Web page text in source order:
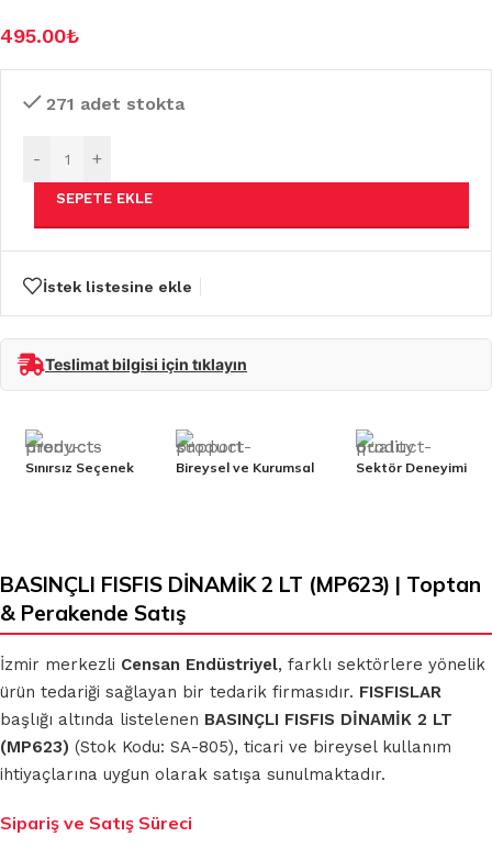
495.00₺
271 adet stokta
- +
SEPETE EKLE
İstek listesine ekle
Teslimat bilgisi için tıklayın
Sınırsız Seçenek Bireysel ve Kurumsal Sektör Deneyimi
BASINÇLI FISFIS DİNAMİK 2 LT (MP623) | Toptan
& Perakende Satış
İzmir merkezli Censan Endüstriyel, farklı sektörlere yönelik
ürün tedariği sağlayan bir tedarik firmasıdır. FISFISLAR
başlığı altında listelenen BASINÇLI FISFIS DİNAMİK 2 LT
(MP623) (Stok Kodu: SA-805), ticari ve bireysel kullanım
ihtiyaçlarına uygun olarak satışa sunulmaktadır.
Sipariş ve Satış Süreci